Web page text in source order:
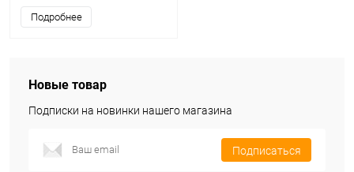
Подробнее
Новые товар
Подписки на новинки нашего магазина
Подписаться